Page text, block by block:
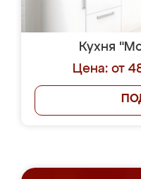
Кухня
Цена: от